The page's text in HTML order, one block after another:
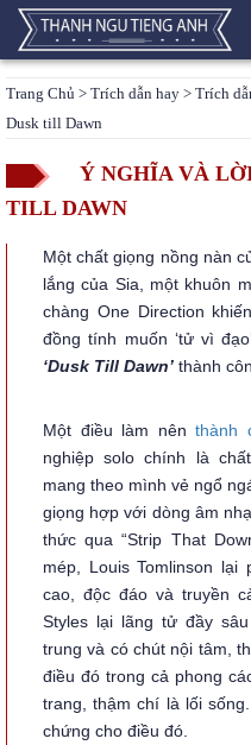
Trang Chủ > Trích dẫn hay > Trích
Dusk till Dawn
Ý NGHĨA VÀ
TILL DAWN
Một chất giọng nồng nàn
lắng của Sia, một khuôn
chàng One Direction
đồng tính muốn ‘tử vì
‘Dusk Till Dawn’ thành
Một điều làm nên thành
nghiệp solo chính là
mang theo mình vẻ ngổ
giọng hợp với dòng âm
thức qua “Strip That
mép, Louis Tomlinson lại
cao, độc đáo và truyền
Styles lại lãng tử đầy
trung và có chút nội tâm,
điều đó trong cả phong
trang, thậm chí là lối
chứng cho điều đó.